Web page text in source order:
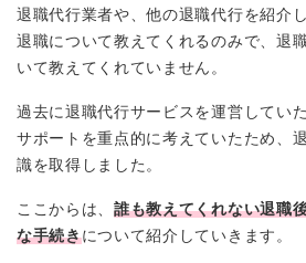
退職代行業者や、他の退職代行を紹介
退職について教えてくれるのみで、退
いて教えてくれていません。
過去に退職代行サービスを運営してい
サポートを重点的に考えていたため、
識を取得しました。
ここからは、誰も教えてくれない退職
な手続きについて紹介していきます。